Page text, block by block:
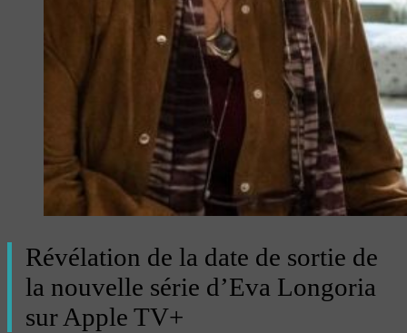
Révélation de la date de sortie de
la nouvelle série d’Eva Longoria
sur Apple TV+